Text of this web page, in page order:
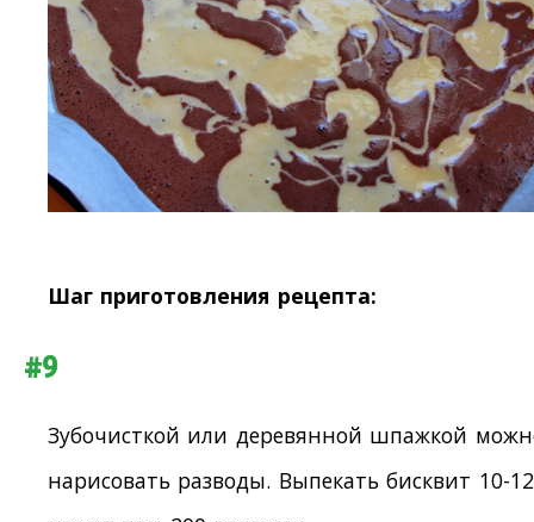
Шаг приготовления рецепта:
#9
Зубочисткой или деревянной шпажкой
нарисовать разводы. Выпекать бисквит 10-12